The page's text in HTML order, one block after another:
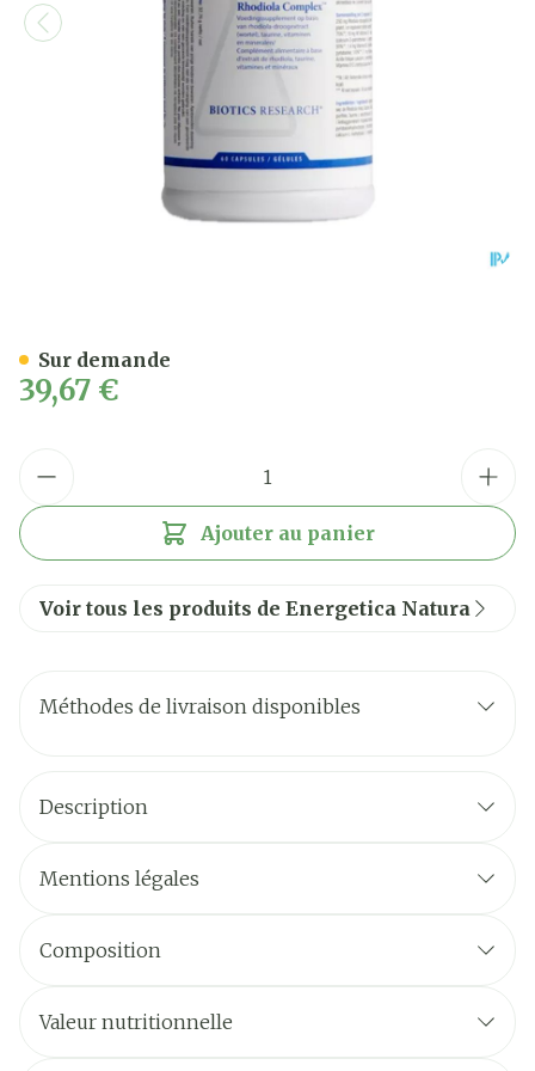
39,67 €
Ajouter au panier
Sur demande
Voir tous les produits de Energetica Natura
Méthodes de livraison disponibles
Description
Mentions légales
Composition
Valeur nutritionnelle